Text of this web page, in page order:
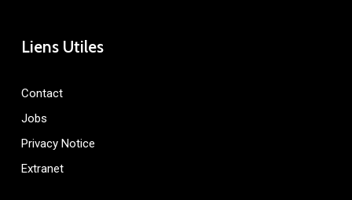
Liens Utiles
Contact
Jobs
Privacy Notice
Extranet